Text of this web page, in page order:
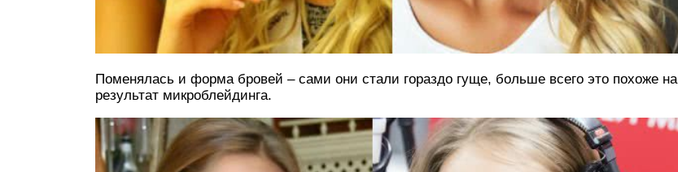
Поменялась и форма бровей – сами они стали гораздо гуще, больше всего это похоже на
результат микроблейдинга.